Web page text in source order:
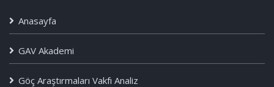
Anasayfa
GAV Akademi
Göç Araştırmaları Vakfı Analiz